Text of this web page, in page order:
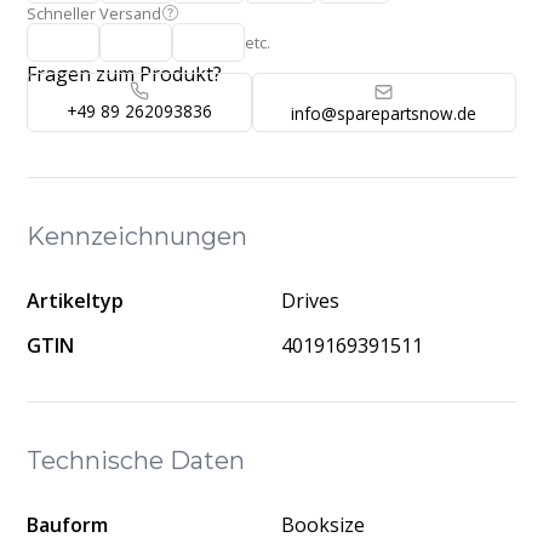
Technische Daten
Bauform
Booksize
Schneller Versand
etc.
Fragen zum Produkt?
+49 89 262093836 info@sparepartsnow.de
Kennzeichnungen
Artikeltyp
Drives
GTIN
4019169391511